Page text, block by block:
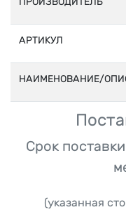
АРТИКУЛ
НАИМЕНОВАНИЕ/
Срок
(указанная